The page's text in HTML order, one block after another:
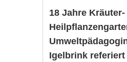
18 Jahre
Igelbrink referiert